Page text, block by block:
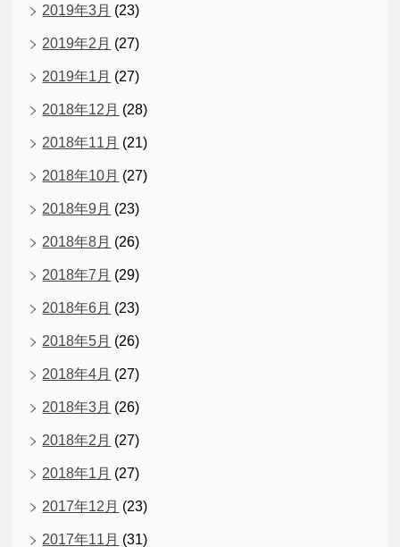
2019年3月 (23)
2019年2月 (27)
2019年1月 (27)
2018年12月 (28)
2018年11月 (21)
2018年10月 (27)
2018年9月 (23)
2018年8月 (26)
2018年7月 (29)
2018年6月 (23)
2018年5月 (26)
2018年4月 (27)
2018年3月 (26)
2018年2月 (27)
2018年1月 (27)
2017年12月 (23)
2017年11月 (31)